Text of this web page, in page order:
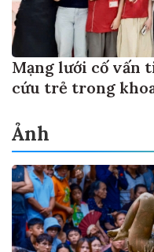
Mạng lưới cố vấn
cứu trẻ trong
Ảnh